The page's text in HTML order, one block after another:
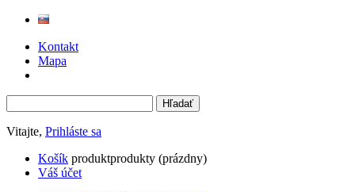
Kontakt
Mapa
Vitajte, Prihláste sa
Košík produktprodukty (prázdny)
Váš účet